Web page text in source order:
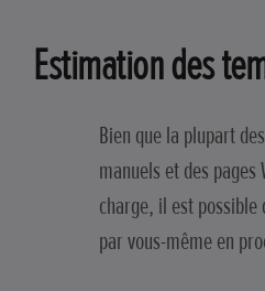
Estimation des
Bien que la plupart
manuels et des
charge, il est
par vous-même en